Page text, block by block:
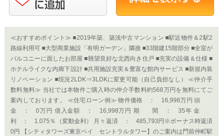
≪おすすめポイント≫ ■2019年築、築浅中古マンション ■駅近物件＆2駅2
路線利用可 ■大型商業施設「有明ガーデン」隣接 ■33階建15階部分 ■全室が
バルコニーに面したお部屋 ■眺望良好な北西向き住戸 ■充実の設備＆仕様 ■
ホテルライクな内廊下設計 ■共用施設充実＆豊富な館内サービス ■新規内装
リノベーション ■現況2LDK⇒3LDKに変更可能（自己負担なし） ≪仲介手
数料無料≫ 当社では本物件ご購入時の仲介手数料約568万円を無料にてご
案内しております。 ≪住宅ローン例≫ 物件価格 ： 16,998万円 頭
金 ： 0万円 借入金額 ： 16,998万円 期 間 ： 35年 金
利 ： 1.075％（変動金利） 月々返済 ： 485,793円※ボーナス時返済
0円 【シティタワーズ東京ベイ セントラルタワー】のご案内は門前仲町駅